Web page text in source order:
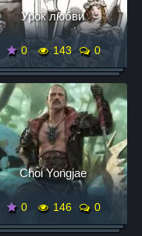
Урок любви
0 143 0
Choi Yongjae
0 146 0